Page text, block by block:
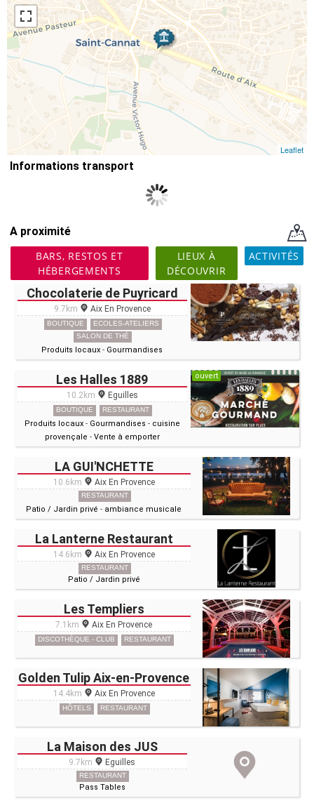
Leaflet
Informations transport
A proximité
BARS, RESTOS ET
HÉBERGEMENTS
LIEUX À
DÉCOUVRIR
ACTIVITÉS
Chocolaterie de Puyricard
9.7km Aix En Provence
BOUTIQUE
ECOLES-ATELIERS
SALON DE THÉ
Produits locaux - Gourmandises
Les Halles 1889
10.2km Eguilles
BOUTIQUE RESTAURANT
Produits locaux - Gourmandises - cuisine
provençale - Vente à emporter
ouvert
LA GUI'NCHETTE
10.6km Aix En Provence
RESTAURANT
Patio / Jardin privé - ambiance musicale
La Lanterne Restaurant
14.6km Aix En Provence
RESTAURANT
Patio / Jardin privé
Les Templiers
7.1km Aix En Provence
DISCOTHÈQUE - CLUB RESTAURANT
Golden Tulip Aix-en-Provence
14.4km Aix En Provence
HÔTELS RESTAURANT
La Maison des JUS
9.7km Eguilles
RESTAURANT
Pass Tables